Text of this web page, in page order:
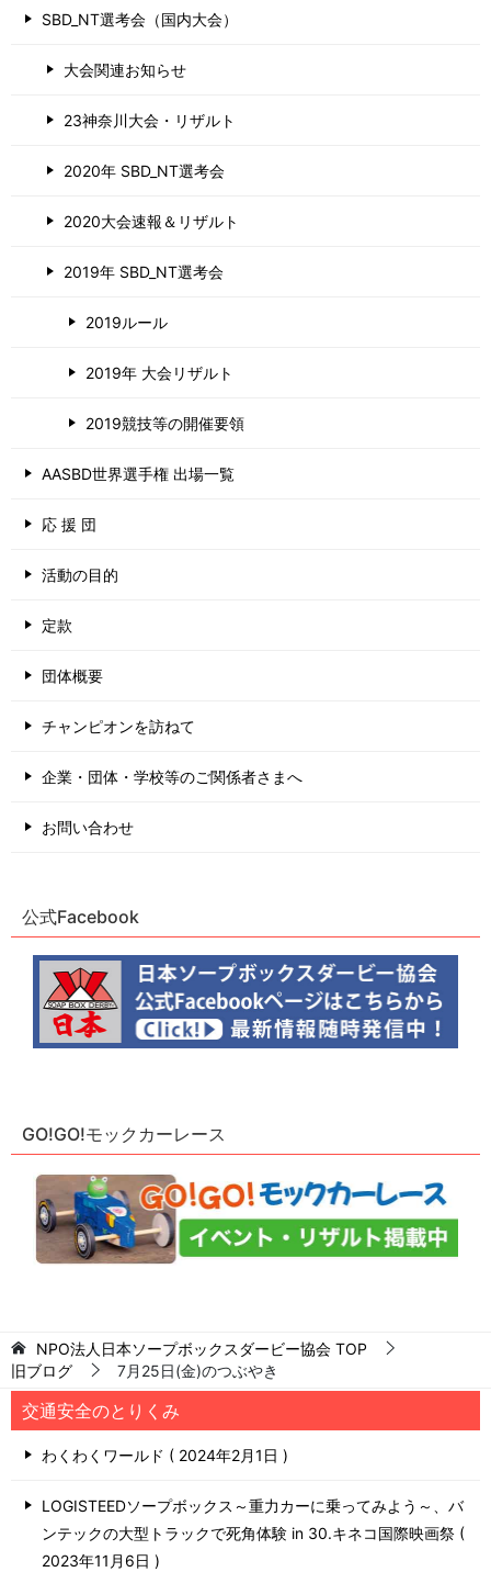
SBD_NT選考会（国内大会）
大会関連お知らせ
23神奈川大会・リザルト
2020年 SBD_NT選考会
2020大会速報＆リザルト
2019年 SBD_NT選考会
2019ルール
2019年 大会リザルト
2019競技等の開催要領
AASBD世界選手権 出場一覧
応 援 団
活動の目的
定款
団体概要
チャンピオンを訪ねて
企業・団体・学校等のご関係者さまへ
お問い合わせ
公式Facebook
GO!GO!モックカーレース
NPO法人日本ソープボックスダービー協会 TOP
旧ブログ
7月25日(金)のつぶやき
交通安全のとりくみ
わくわくワールド 2024年2月1日
LOGISTEEDソープボックス～重力カーに乗ってみよう～、バ
ンテックの大型トラックで死角体験 in 30.キネコ国際映画祭
2023年11月6日